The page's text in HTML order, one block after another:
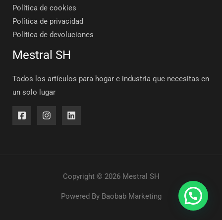
Política de cookies
Política de privacidad
Política de devoluciones
Mestral SH
Todos los artículos para hogar e industria que necesitas en
un solo lugar
Copyright © 2026 Mestral SH
Powered By Baobab Marketing